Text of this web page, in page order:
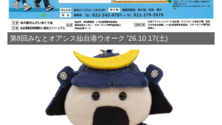
第8回みなとオアシス仙台港ウオーク '26.10.17(土)